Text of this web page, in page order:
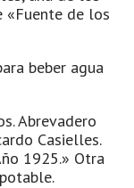
«Fuente de los
beber agua
Abrevadero
Casielles.
1925.» Otra